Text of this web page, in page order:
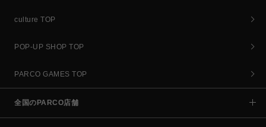
culture TOP
POP-UP SHOP TOP
PARCO GAMES TOP
全国のPARCO店舗